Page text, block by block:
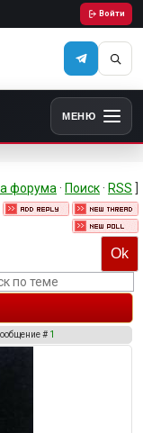
Войти
МЕНЮ
форума · Поиск · RSS
# 1